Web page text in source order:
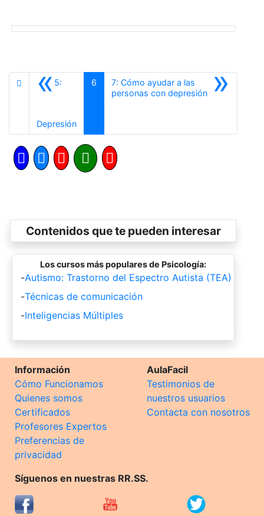
«5:
DepresiónAnterior
6 »
7: Cómo ayudar a las
personas con depresiónSiguiente
Contenidos que te pueden interesar
Los cursos más populares de Psicología:
-Autismo: Trastorno del Espectro Autista (TEA)
-Técnicas de comunicación
-Inteligencias Múltiples
Información
Cómo Funcionamos
Quienes somos
Certificados
Profesores Expertos
Preferencias de
privacidad
AulaFacil
Testimonios de
nuestros usuarios
Contacta con nosotros
Síguenos en nuestras RR.SS.